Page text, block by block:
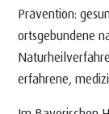
Prävention:
ortsgebundene
erfahrene,